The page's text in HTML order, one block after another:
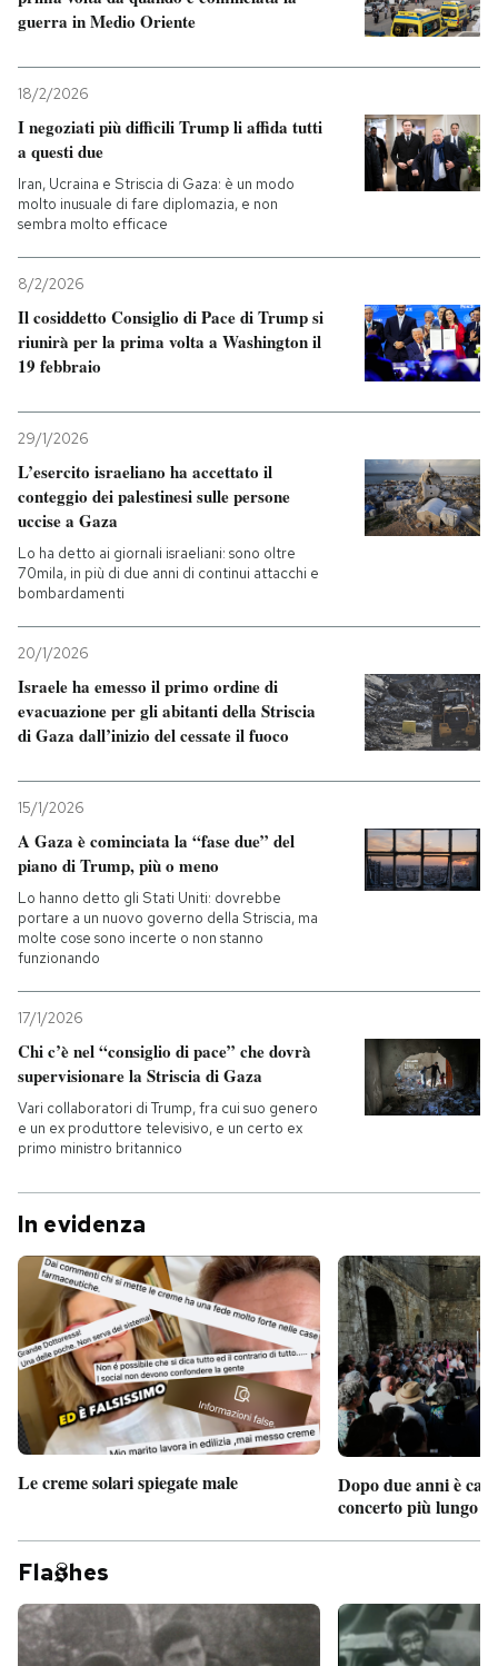
guerra in Medio Oriente
18/2/2026
I negoziati più difficili Trump li affida tutti
a questi due
Iran, Ucraina e Striscia di Gaza: è un modo
molto inusuale di fare diplomazia, e non
sembra molto efficace
8/2/2026
Il cosiddetto Consiglio di Pace di Trump si
riunirà per la prima volta a Washington il
19 febbraio
29/1/2026
L’esercito israeliano ha accettato il
conteggio dei palestinesi sulle persone
uccise a Gaza
Lo ha detto ai giornali israeliani: sono oltre
70mila, in più di due anni di continui attacchi e
bombardamenti
20/1/2026
Israele ha emesso il primo ordine di
evacuazione per gli abitanti della Striscia
di Gaza dall’inizio del cessate il fuoco
15/1/2026
A Gaza è cominciata la “fase due” del
piano di Trump, più o meno
Lo hanno detto gli Stati Uniti: dovrebbe
portare a un nuovo governo della Striscia, ma
molte cose sono incerte o non stanno
funzionando
17/1/2026
Chi c’è nel “consiglio di pace” che dovrà
supervisionare la Striscia di Gaza
Vari collaboratori di Trump, fra cui suo genero
e un ex produttore televisivo, e un certo ex
primo ministro britannico
In evidenza
Le creme solari spiegate male
Dopo due anni è
concerto più lungo
Fla hes